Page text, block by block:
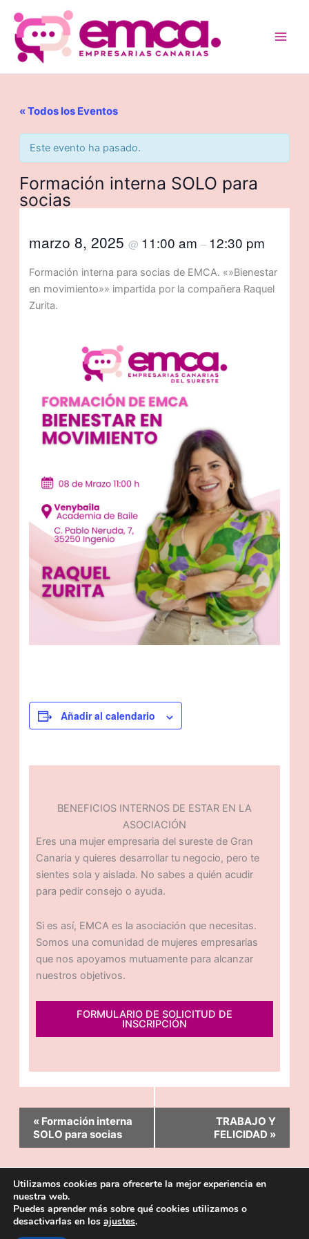
contenido
« Todos los Eventos
Este evento ha pasado.
Formación interna SOLO para
socias
marzo 8, 2025@ 11:00 am– 12:30 pm
Formación interna para socias de EMCA. «»Bienestar
en movimiento»» impartida por la compañera Raquel
Zurita.
Añadir al calendario
BENEFICIOS INTERNOS DE ESTAR EN LA
ASOCIACIÓN
Eres una mujer empresaria del sureste de Gran
Canaria y quieres desarrollar tu negocio, pero te
sientes sola y aislada. No sabes a quién acudir
para pedir consejo o ayuda.
Si es así, EMCA es la asociación que necesitas.
Somos una comunidad de mujeres empresarias
que nos apoyamos mutuamente para alcanzar
nuestros objetivos.
FORMULARIO DE SOLICITUD DE
INSCRIPCIÓN
Navegación
Evento
«Formación interna
SOLO para socias
TRABAJO Y
FELICIDAD »
Copyright © 2026 | Sitio web desarrollado por Duando
Utilizamos cookies para ofrecerte la mejor experiencia en
nuestra web.
Puedes aprender más sobre qué cookies utilizamos o
desactivarlas en los ajustes.